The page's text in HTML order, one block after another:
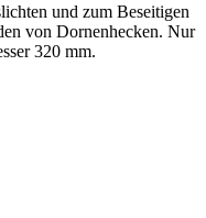
und zum Beseitigen
von Dornenhecken. Nur
320 mm.